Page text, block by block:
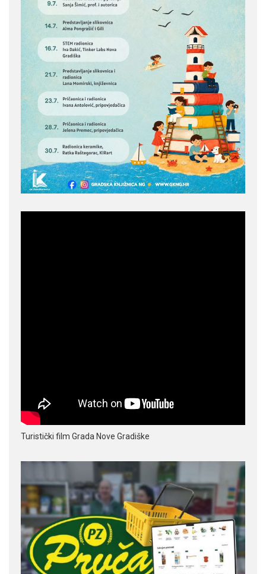
Turistički film Grada Nove Gradiške